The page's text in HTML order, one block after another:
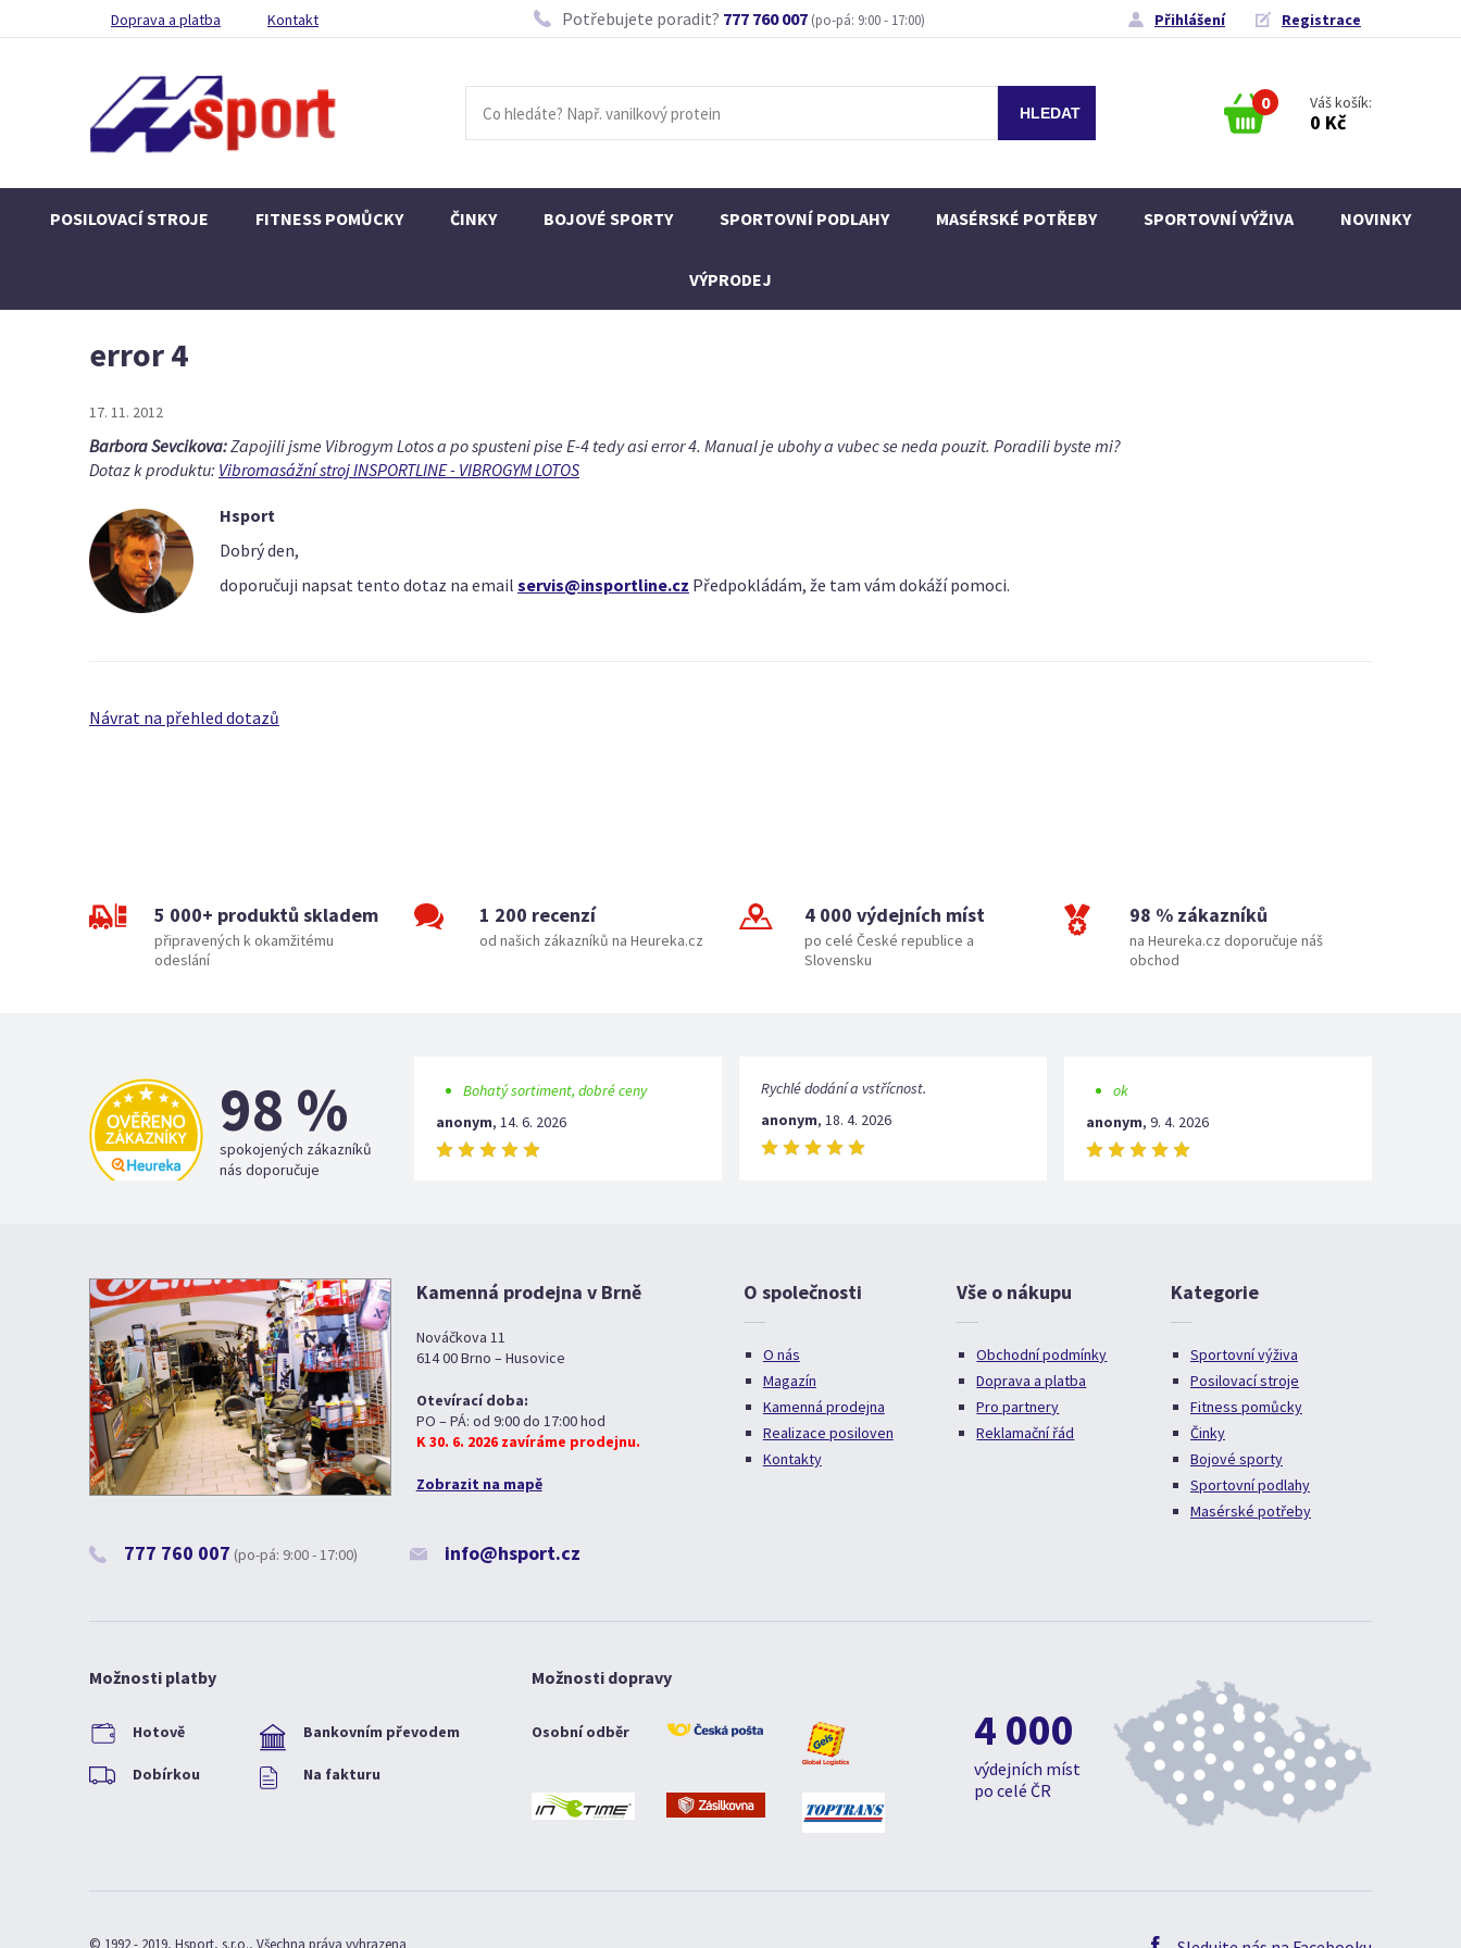
Doprava a platba Kontakt Potřebujete poradit? 777 760 007 (po-pá: 9:00 - 17:00) Přihlášení Registrace
0 Váš košík:
0 Kč
POSILOVACÍ STROJE FITNESS POMŮCKY ČINKY BOJOVÉ SPORTY SPORTOVNÍ PODLAHY MASÉRSKÉ POTŘEBY SPORTOVNÍ VÝŽIVA NOVINKY
VÝPRODEJ
error 4
17. 11. 2012
Barbora Sevcikova:Zapojili jsme Vibrogym Lotos a po spusteni pise E-4 tedy asi error 4. Manual je ubohy a vubec se neda pouzit. Poradili byste mi?
Dotaz k produktu: Vibromasážní stroj INSPORTLINE - VIBROGYM LOTOS
Hsport
Dobrý den,
doporučuji napsat tento dotaz na email servis@insportline.cz Předpokládám, že tam vám dokáží pomoci.
Návrat na přehled dotazů
5 000+ produktů skladem
připravených k okamžitému
odeslání
1 200 recenzí
od našich zákazníků na Heureka.cz
4 000 výdejních míst
po celé České republice a
Slovensku
98 % zákazníků
na Heureka.cz doporučuje náš
obchod
98 %
spokojených zákazníků
nás doporučuje
Bohatý sortiment, dobré ceny
anonym, 14. 6. 2026
Rychlé dodání a vstřícnost.
anonym, 18. 4. 2026
ok
anonym, 9. 4. 2026
Kamenná prodejna v Brně
Nováčkova 11
614 00 Brno – Husovice
Otevírací doba:
PO – PÁ: od 9:00 do 17:00 hod
K 30. 6. 2026 zavíráme prodejnu.
Zobrazit na mapě
777 760 007 (po-pá: 9:00 - 17:00) info@hsport.cz
O společnosti
O nás
Magazín
Kamenná prodejna
Realizace posiloven
Kontakty
Vše o nákupu
Obchodní podmínky
Doprava a platba
Pro partnery
Reklamační řád
Kategorie
Sportovní výživa
Posilovací stroje
Fitness pomůcky
Činky
Bojové sporty
Sportovní podlahy
Masérské potřeby
Možnosti platby
Hotově Bankovním převodem
Dobírkou Na fakturu
Možnosti dopravy
Osobní odběr 4 000
výdejních míst
po celé ČR
© 1992 - 2019, Hsport, s.r.o., Všechna práva vyhrazena